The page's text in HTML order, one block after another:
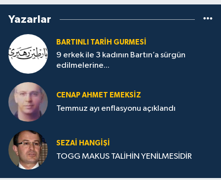
Yazarlar
BARTINLI TARIH GURMESI
9 erkek ile 3 kadının Bartın’a sürgün
edilmelerine...
CENAP AHMET EMEKSİZ
Temmuz ayı enflasyonu açıklandı
SEZAI HANGİŞİ
TOGG MAKUS TALİHİN YENİLMESİDİR